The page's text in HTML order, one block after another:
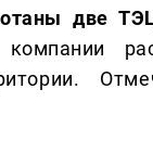
две
компании